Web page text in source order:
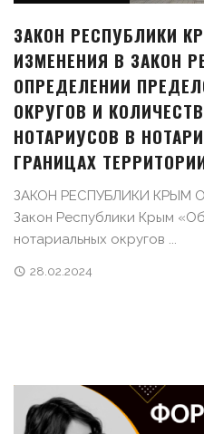
ЗАКОН РЕСПУБЛИКИ
ИЗМЕНЕНИЯ В ЗАКОН
ОПРЕДЕЛЕНИИ
ОКРУГОВ И
НОТАРИУСОВ В
ГРАНИЦАХ
ЗАКОН РЕСПУБЛИКИ КРЫМ О
Закон Республики Крым
нотариальных округов ...
28.02.2024